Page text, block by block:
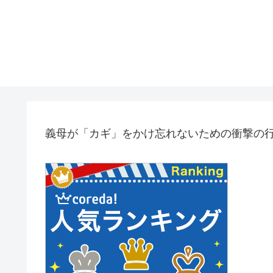
義母が「カギ」をかけ忘れないための衝撃の